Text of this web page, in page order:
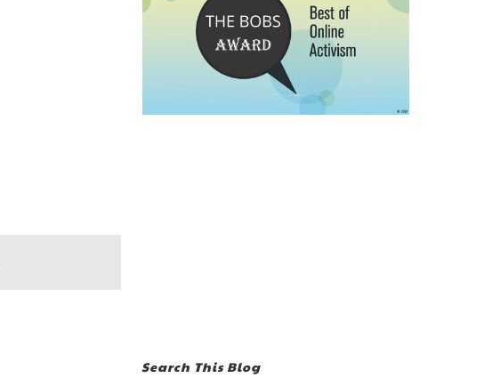
Search This Blog